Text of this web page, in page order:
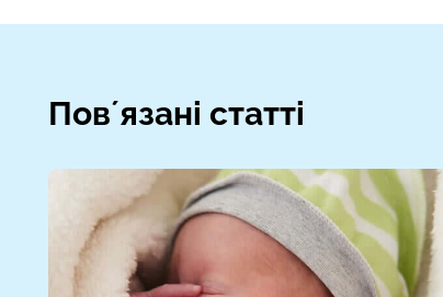
Повʼязані статті